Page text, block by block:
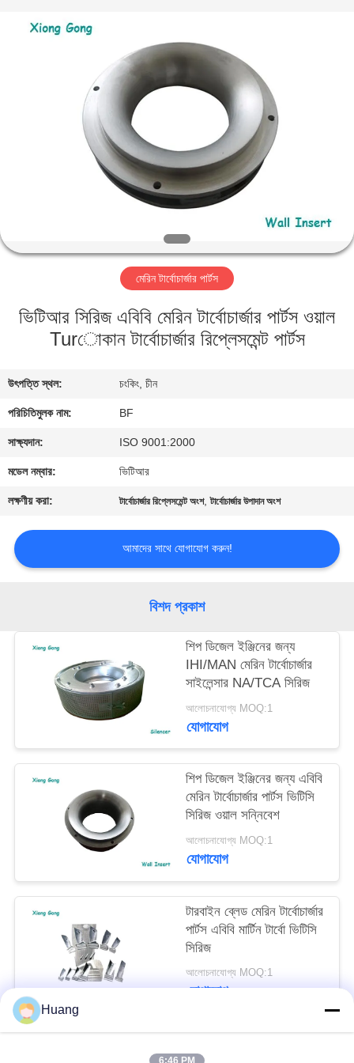
কারখানা
যোগাযোগ
করুন
খবর
সাইট
ম্যাপ
POLICY
Electrical
মেরিন টার্বোচার্জার পার্টস
ভিটিআর সিরিজ এবিবি মেরিন টার্বোচার্জার পার্টস ওয়াল
Turোকান টার্বোচার্জার রিপ্লেসমেন্ট পার্টস
উৎপত্তি স্থল: চংকিং, চীন
পরিচিতিমুলক নাম: BF
সাক্ষ্যদান: ISO 9001:2000
মডেল নম্বার: ভিটিআর
লক্ষণীয় করা: টার্বোচার্জার রিপ্লেসমেন্ট অংশ,টার্বোচার্জার উপাদান অংশ
আমাদের সাথে যোগাযোগ করুন!
বিশদ প্রকাশ
শিপ ডিজেল ইঞ্জিনের জন্য
IHI/MAN মেরিন টার্বোচার্জার
সাইলেন্সার NA/TCA সিরিজ
আলোচনাযোগ্য MOQ:1
যোগাযোগ
শিপ ডিজেল ইঞ্জিনের জন্য এবিবি
মেরিন টার্বোচার্জার পার্টস ভিটিসি
সিরিজ ওয়াল সন্নিবেশ
আলোচনাযোগ্য MOQ:1
যোগাযোগ
টারবাইন ব্লেড মেরিন টার্বোচার্জার
পার্টস এবিবি মার্টিন টার্বো ভিটিসি
সিরিজ
আলোচনাযোগ্য MOQ:1
যোগাযোগ
Huang
6:46 PM